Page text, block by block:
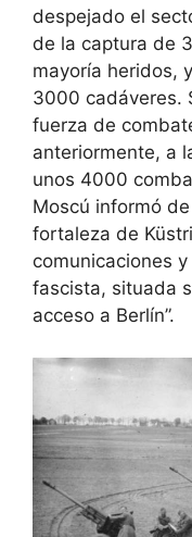
despejado el
de la captura de
mayoría heridos,
3000 cadáveres.
fuerza de
anteriormente, a
unos 4000
Moscú informó
fortaleza de
comunicaciones
fascista, situada
acceso a Berlín”.